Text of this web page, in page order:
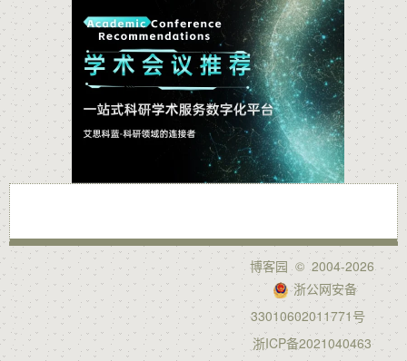
博客园 © 2004-2026
浙公网安备
33010602011771号
浙ICP备2021040463